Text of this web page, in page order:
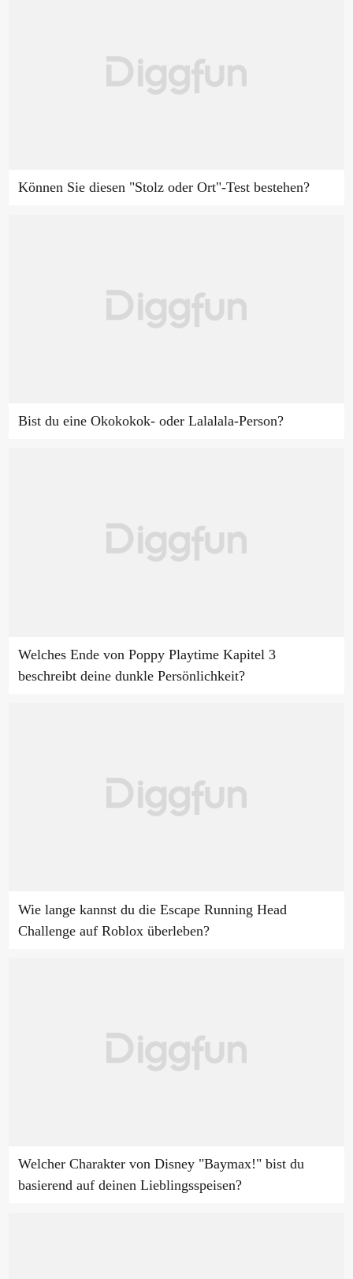
Können Sie diesen "Stolz oder Ort"-Test bestehen?
Bist du eine Okokokok- oder Lalalala-Person?
Welches Ende von Poppy Playtime Kapitel 3
beschreibt deine dunkle Persönlichkeit?
Wie lange kannst du die Escape Running Head
Challenge auf Roblox überleben?
Welcher Charakter von Disney "Baymax!" bist du
basierend auf deinen Lieblingsspeisen?